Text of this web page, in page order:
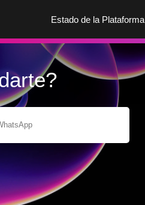
Estado de la Plataforma